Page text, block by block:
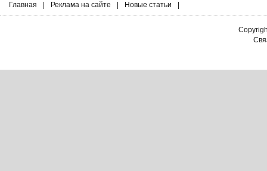
Главная | Реклама на сайте | Новые статьи |